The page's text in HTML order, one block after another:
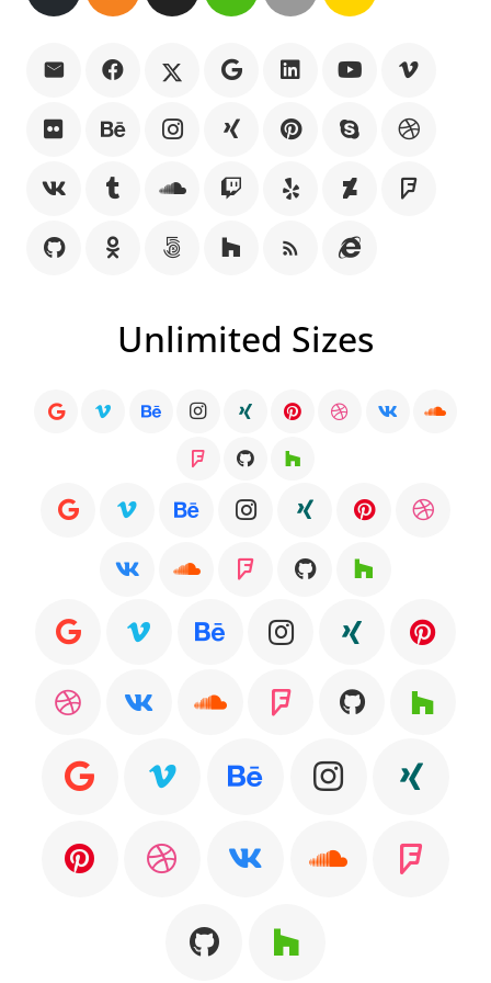
rss_feed
Unlimited Sizes